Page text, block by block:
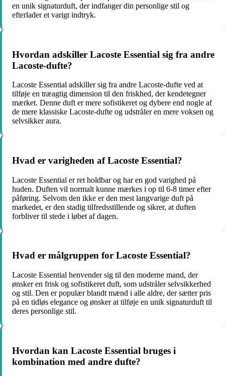
en unik signaturduft, der indfanger din personlige stil og
efterlader et varigt indtryk.
Hvordan adskiller Lacoste Essential sig fra andre
Lacoste-dufte?
Lacoste Essential adskiller sig fra andre Lacoste-dufte ved at
tilføje en træagtig dimension til den friskhed, der kendetegner
mærket. Denne duft er mere sofistikeret og dybere end nogle af
de mere klassiske Lacoste-dufte og udstråler en mere voksen og
selvsikker aura.
Hvad er varigheden af Lacoste Essential?
Lacoste Essential er ret holdbar og har en god varighed på
huden. Duften vil normalt kunne mærkes i op til 6-8 timer efter
påføring. Selvom den ikke er den mest langvarige duft på
markedet, er den stadig tilfredsstillende og sikrer, at duften
forbliver til stede i løbet af dagen.
Hvad er målgruppen for Lacoste Essential?
Lacoste Essential henvender sig til den moderne mand, der
ønsker en frisk og sofistikeret duft, som udstråler selvsikkerhed
og stil. Den er populær blandt mænd i alle aldre, der sætter pris
på en tidløs elegance og ønsker at tilføje en unik signaturduft til
deres personlige stil.
Hvordan kan Lacoste Essential bruges i
kombination med andre dufte?